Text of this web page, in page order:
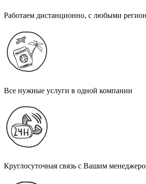
Работаем дистанционно, с любыми
Все нужные услуги в одной компании
Круглосуточная связь с Вашим